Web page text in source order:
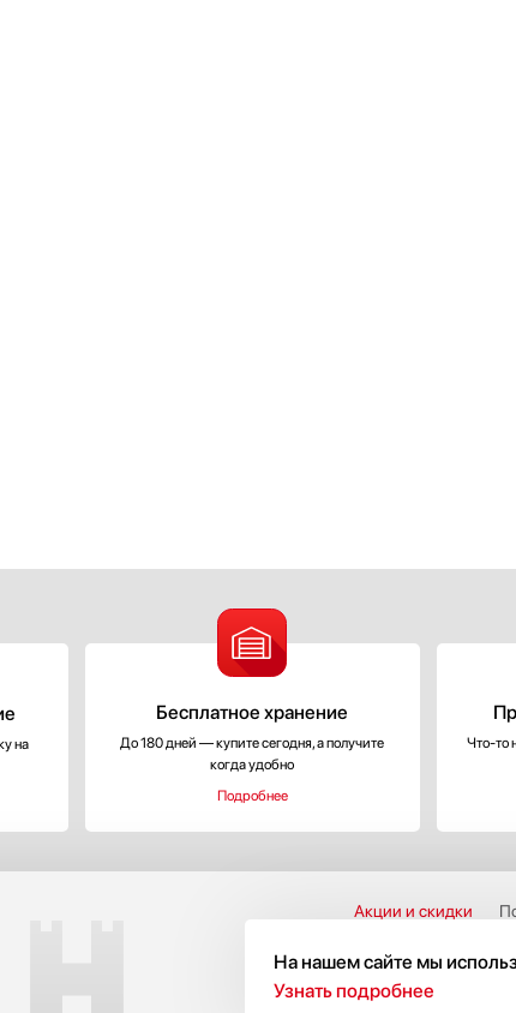
на
Бесплатное хранение
До 180 дней — купите сегодня, а получите
когда удобно
Подробнее
Что-то
Акции и скидки
Возврат и обмен
На нашем сайте мы
Узнать подробнее